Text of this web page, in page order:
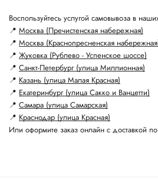
Воспользуйтесь услугой самовывоза в
📍 Москва (Пречистенская набережная)
📍 Москва (Краснопресненская
📍 Жуковка (Рублево - Успенское шоссе)
📍 Санкт-Петербург (улица Миллионная)
📍 Казань (улица Малая Красная)
📍 Екатеринбург (улица Сакко и Ванцетти)
📍 Самара (улица Самарская)
📍 Краснодар (улица Красная)
Или оформите заказ онлайн с доставкой